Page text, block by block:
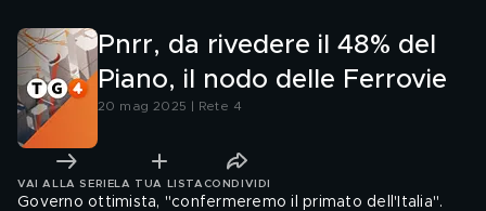
Pnrr, da rivedere il 48% del
Piano, il nodo delle Ferrovie
20 mag 2025 | Rete 4
VAI ALLA SERIE LA TUA LISTA CONDIVIDI
Governo ottimista, "confermeremo il primato dell'Italia".